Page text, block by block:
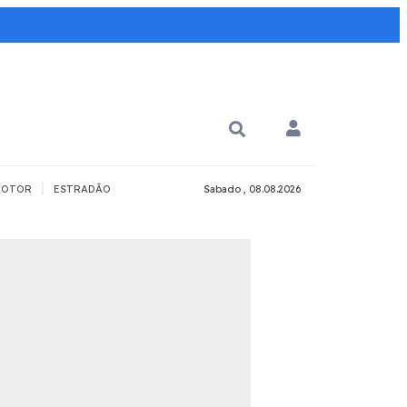
ESTRADÃO Sabado , 08.08.2026